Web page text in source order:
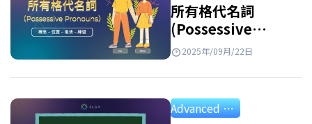
所有格代名詞
(Possessive
Pronouns): 用法、
2025年/09月/22日
Advanced Grammar